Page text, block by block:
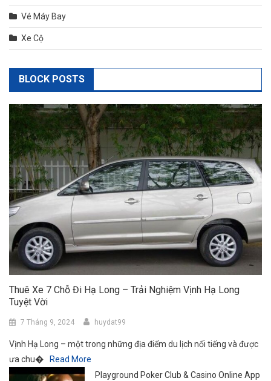
Vé Máy Bay
Xe Cộ
BLOCK POSTS
Thuê Xe 7 Chỗ Đi Hạ Long – Trải Nghiệm Vịnh Hạ Long
Tuyệt Vời
7 Tháng 9, 2024 huydat99
Vịnh Hạ Long – một trong những địa điểm du lịch nổi tiếng và được
ưa chu�
Read More
Playground Poker Club & Casino Online App